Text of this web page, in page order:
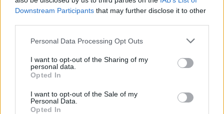
Downstream Participants that may further disclose it to other
Please note that this website/app uses one or more Google
not limited to your visit or usage behaviour. You may click to
grant or deny consent to Google and its third-party tags to
use your data for below specified purposes in below Google
consent section.
Personal Data Processing Opt Outs
I want to opt-out of the Sharing of my
personal data.
Opted In
I want to opt-out of the Sale of my
Personal Data.
Opted In